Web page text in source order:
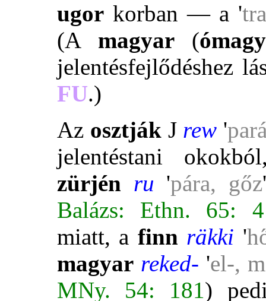
ugor korban — a '
(A magyar (
jelentésfejlődéshez
FU.)
Az osztjákJ rew '
jelentéstani
zürjén ru 'pára, gőz
Balázs: Ethn. 65:
miatt, a finn räkki '
magyar reked- 'el-,
MNy. 54: 181)